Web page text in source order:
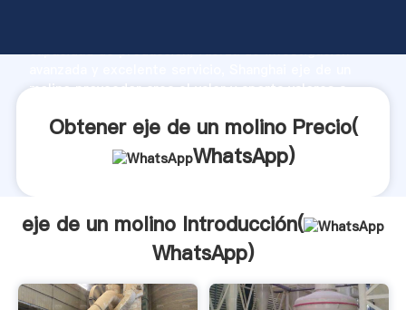
capacidad de producción, fuerza de investigación
molino proveedor crea el valor y aporta valores a
Obtener eje de un molino Precio(
WhatsApp)
eje de un molino Introducción(
WhatsApp)